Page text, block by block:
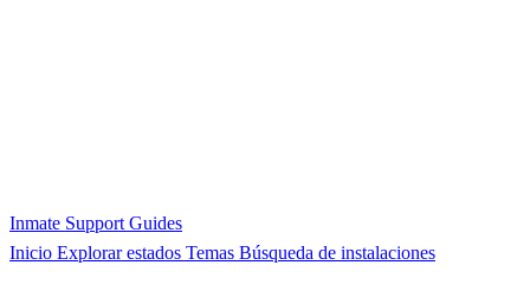
Inmate Support Guides
Inicio Explorar estados Temas Búsqueda de instalaciones